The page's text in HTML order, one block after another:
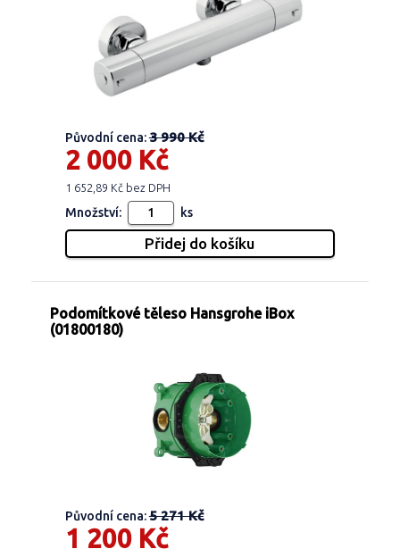
Původní cena:3 990 Kč
2 000 Kč
1 652,89 Kč bez DPH
Množství: ks
Podomítkové těleso Hansgrohe iBox
(01800180)
Původní cena:5 271 Kč
1 200 Kč